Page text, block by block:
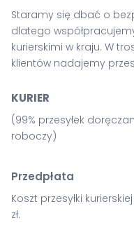
Staramy się dbać o
dlatego
kurierskimi w kraju. W
klientów nadajemy
KURIER
(99% przesyłek
roboczy)
Przedpłata
Koszt przesyłki
zł.